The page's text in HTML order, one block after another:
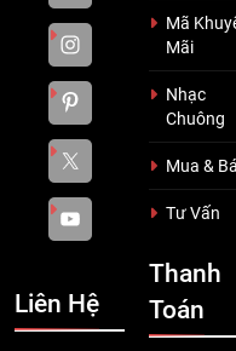
Liên Hệ
Mã
Mãi
Nhạc
Chuông
Mua &
Tư Vấn
Thanh
Toán